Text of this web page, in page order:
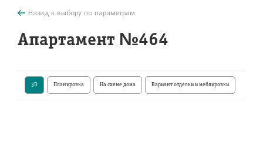
Назад к выбору по параметрам
Апартамент №464
3D Планировка На схеме дома Вариант отделки и меблировки